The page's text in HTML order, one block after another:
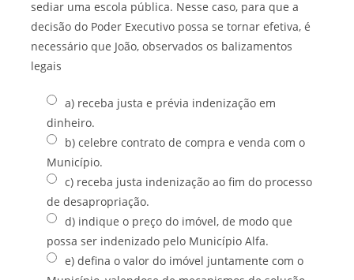
sediar uma escola pública. Nesse caso, para que a
decisão do Poder Executivo possa se tornar efetiva, é
necessário que João, observados os balizamentos
legais
a) receba justa e prévia indenização em
dinheiro.
b) celebre contrato de compra e venda com o
Município.
c) receba justa indenização ao fim do processo
de desapropriação.
d) indique o preço do imóvel, de modo que
possa ser indenizado pelo Município Alfa.
e) defina o valor do imóvel juntamente com o